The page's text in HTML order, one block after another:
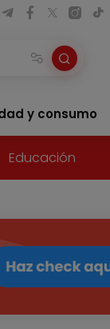
y consumo
Educación